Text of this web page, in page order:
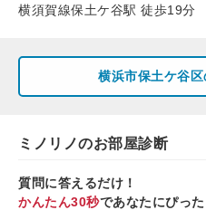
横須賀線保土ケ谷駅 徒歩19分
横浜市保土ケ谷
ミノリノのお部屋診断
質問に答えるだけ！
かんたん30秒であなたにぴっ